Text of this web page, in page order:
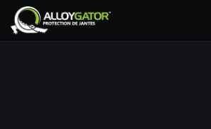
Se rendre au contenu